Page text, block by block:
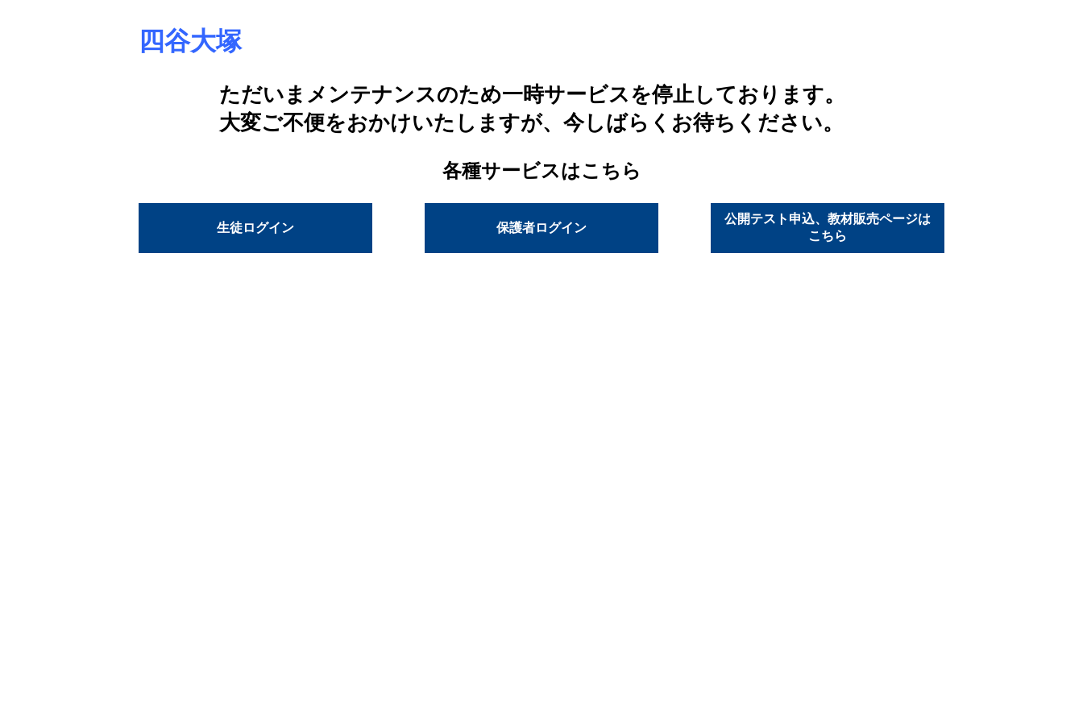
四谷大塚
ただいまメンテナンスのため一時サービスを停止しております。
大変ご不便をおかけいたしますが、今しばらくお待ちください。
各種サービスはこちら
生徒ログイン 保護者ログイン
公開テスト申込、教材販売ページは
こちら